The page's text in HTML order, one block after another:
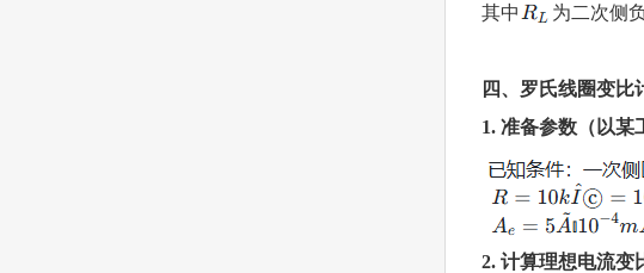
其中 为二次侧
四、罗氏线圈变比
1. 准备参数（以某
2. 计算理想电流变